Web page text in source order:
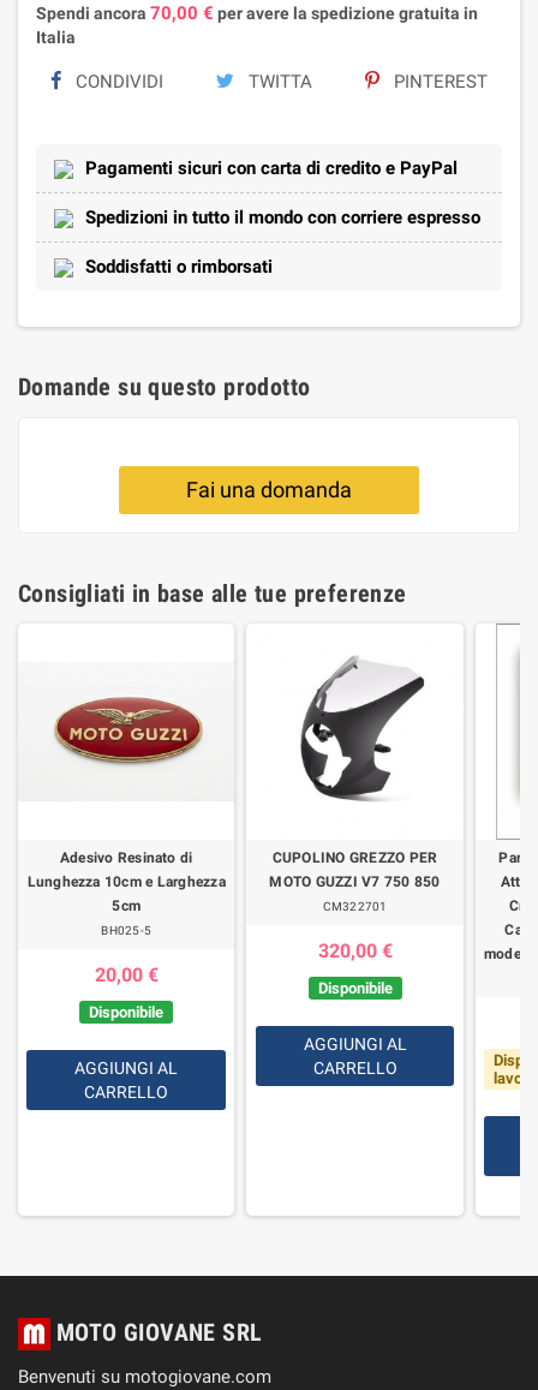
Spendi ancora 70,00 € per avere la spedizione gratuita in
Italia
CONDIVIDI TWITTA PINTEREST
Pagamenti sicuri con carta di credito e PayPal
Spedizioni in tutto il mondo con corriere espresso
Soddisfatti o rimborsati
Domande su questo prodotto
Fai una domanda
Consigliati in base alle tue preferenze
Adesivo Resinato di
Lunghezza 10cm e Larghezza
5cm
BH025-5
20,00 €
Disponibile
AGGIUNGI AL
CARRELLO
CUPOLINO GREZZO PER
MOTO GUZZI V7 750 850
CM322701
320,00 €
Disponibile
AGGIUNGI AL
CARRELLO
modelli
MOTO GIOVANE SRL
Benvenuti su motogiovane.com